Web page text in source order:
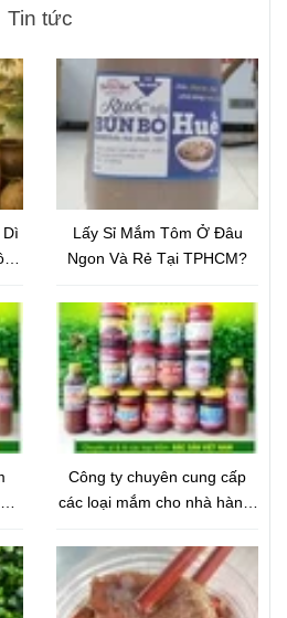
Tin tức
Dì
Lấy Sỉ Mắm Tôm Ở Đâu
Ngon Và Rẻ Tại TPHCM?
Công ty chuyên cung cấp
các loại mắm cho nhà hàng,